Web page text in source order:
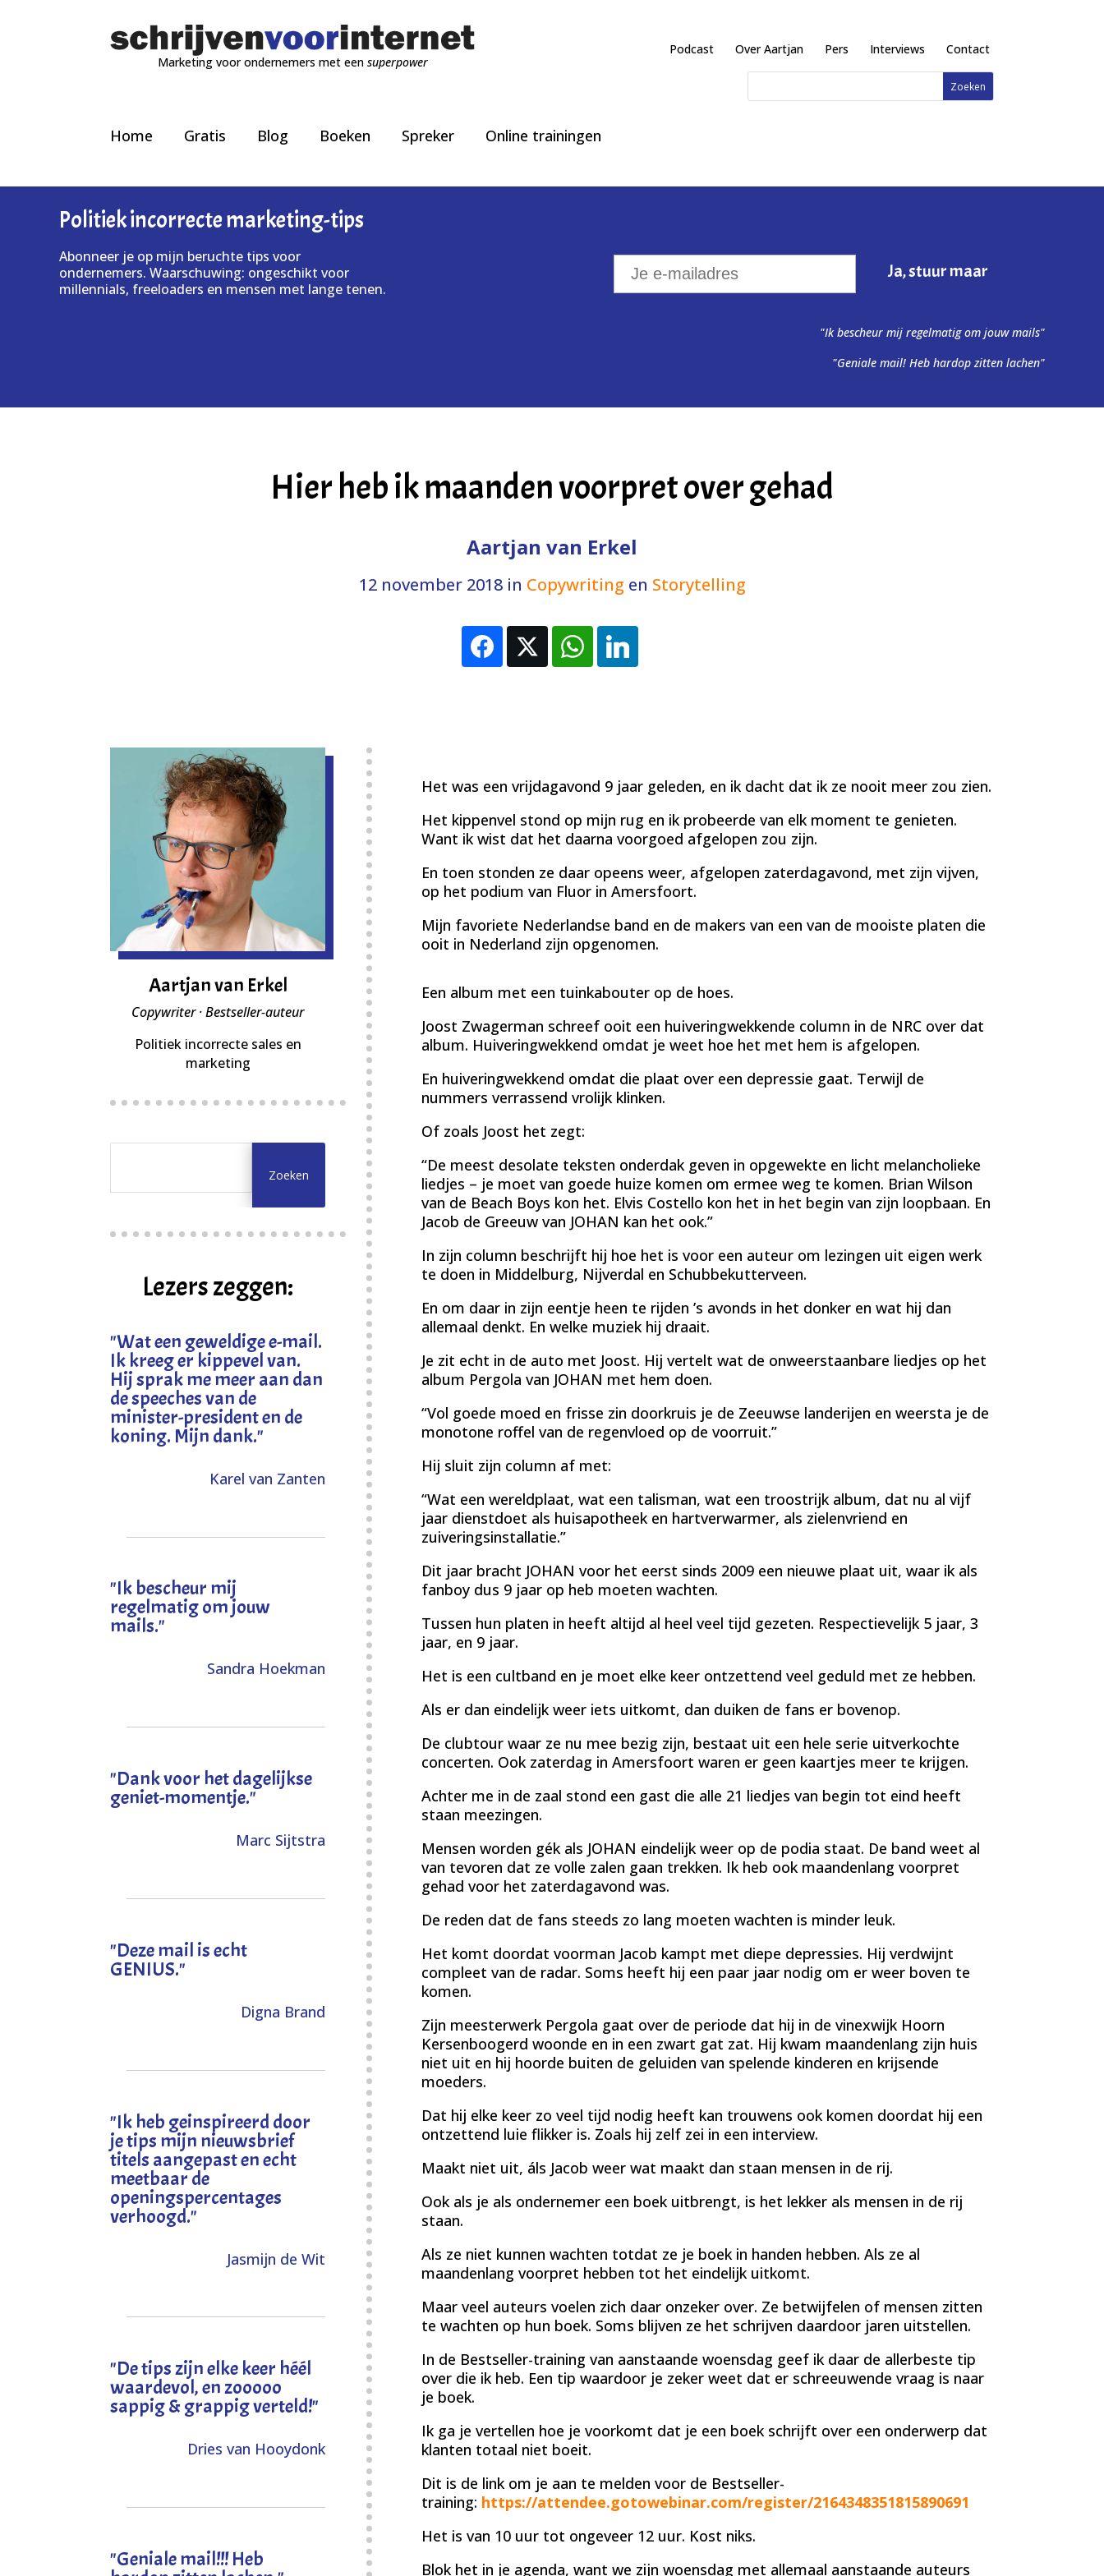
Marketing voor ondernemers met eensuperpower
Podcast Over Aartjan Pers Interviews Contact
Home Gratis Blog Boeken Spreker Online trainingen
Politiek incorrecte marketing-tips
Abonneer je op mijn beruchte tips voor
ondernemers. Waarschuwing: ongeschikt voor
millennials, freeloaders en mensen met lange tenen.
"Ik bescheur mij regelmatig om jouw mails"
"Geniale mail! Heb hardop zitten lachen"
Hier heb ik maanden voorpret over gehad
Aartjan van Erkel
12 november 2018in Copywriting en Storytelling
Aartjan van Erkel
Copywriter · Bestseller-auteur
Politiek incorrecte sales en
marketing
Lezers zeggen:
"Wat een geweldige e-mail.
Ik kreeg er kippevel van.
Hij sprak me meer aan dan
de speeches van de
minister-president en de
koning. Mijn dank."
Karel van Zanten
"Ik bescheur mij
regelmatig om jouw
mails."
Sandra Hoekman
"Dank voor het dagelijkse
geniet-momentje."
Marc Sijtstra
"Deze mail is echt
GENIUS."
Digna Brand
"Ik heb geinspireerd door
je tips mijn nieuwsbrief
titels aangepast en echt
meetbaar de
openingspercentages
verhoogd."
Jasmijn de Wit
"De tips zijn elke keer héél
waardevol, en zooooo
sappig & grappig verteld!"
Dries van Hooydonk
"Geniale mail!!! Heb
Het was een vrijdagavond 9 jaar geleden, en ik dacht dat ik ze nooit meer zou zien.
Het kippenvel stond op mijn rug en ik probeerde van elk moment te genieten.
Want ik wist dat het daarna voorgoed afgelopen zou zijn.
En toen stonden ze daar opeens weer, afgelopen zaterdagavond, met zijn vijven,
op het podium van Fluor in Amersfoort.
Mijn favoriete Nederlandse band en de makers van een van de mooiste platen die
ooit in Nederland zijn opgenomen.
Een album met een tuinkabouter op de hoes.
Joost Zwagerman schreef ooit een huiveringwekkende column in de NRC over dat
album. Huiveringwekkend omdat je weet hoe het met hem is afgelopen.
En huiveringwekkend omdat die plaat over een depressie gaat. Terwijl de
nummers verrassend vrolijk klinken.
Of zoals Joost het zegt:
“De meest desolate teksten onderdak geven in opgewekte en licht melancholieke
liedjes – je moet van goede huize komen om ermee weg te komen. Brian Wilson
van de Beach Boys kon het. Elvis Costello kon het in het begin van zijn loopbaan. En
Jacob de Greeuw van JOHAN kan het ook.”
In zijn column beschrijft hij hoe het is voor een auteur om lezingen uit eigen werk
te doen in Middelburg, Nijverdal en Schubbekutterveen.
En om daar in zijn eentje heen te rijden ’s avonds in het donker en wat hij dan
allemaal denkt. En welke muziek hij draait.
Je zit echt in de auto met Joost. Hij vertelt wat de onweerstaanbare liedjes op het
album Pergola van JOHAN met hem doen.
“Vol goede moed en frisse zin doorkruis je de Zeeuwse landerijen en weersta je de
monotone roffel van de regenvloed op de voorruit.”
Hij sluit zijn column af met:
“Wat een wereldplaat, wat een talisman, wat een troostrijk album, dat nu al vijf
jaar dienstdoet als huisapotheek en hartverwarmer, als zielenvriend en
zuiveringsinstallatie.”
Dit jaar bracht JOHAN voor het eerst sinds 2009 een nieuwe plaat uit, waar ik als
fanboy dus 9 jaar op heb moeten wachten.
Tussen hun platen in heeft altijd al heel veel tijd gezeten. Respectievelijk 5 jaar, 3
jaar, en 9 jaar.
Het is een cultband en je moet elke keer ontzettend veel geduld met ze hebben.
Als er dan eindelijk weer iets uitkomt, dan duiken de fans er bovenop.
De clubtour waar ze nu mee bezig zijn, bestaat uit een hele serie uitverkochte
concerten. Ook zaterdag in Amersfoort waren er geen kaartjes meer te krijgen.
Achter me in de zaal stond een gast die alle 21 liedjes van begin tot eind heeft
staan meezingen.
Mensen worden gék als JOHAN eindelijk weer op de podia staat. De band weet al
van tevoren dat ze volle zalen gaan trekken. Ik heb ook maandenlang voorpret
gehad voor het zaterdagavond was.
De reden dat de fans steeds zo lang moeten wachten is minder leuk.
Het komt doordat voorman Jacob kampt met diepe depressies. Hij verdwijnt
compleet van de radar. Soms heeft hij een paar jaar nodig om er weer boven te
komen.
Zijn meesterwerk Pergola gaat over de periode dat hij in de vinexwijk Hoorn
Kersenboogerd woonde en in een zwart gat zat. Hij kwam maandenlang zijn huis
niet uit en hij hoorde buiten de geluiden van spelende kinderen en krijsende
moeders.
Dat hij elke keer zo veel tijd nodig heeft kan trouwens ook komen doordat hij een
ontzettend luie flikker is. Zoals hij zelf zei in een interview.
Maakt niet uit, áls Jacob weer wat maakt dan staan mensen in de rij.
Ook als je als ondernemer een boek uitbrengt, is het lekker als mensen in de rij
staan.
Als ze niet kunnen wachten totdat ze je boek in handen hebben. Als ze al
maandenlang voorpret hebben tot het eindelijk uitkomt.
Maar veel auteurs voelen zich daar onzeker over. Ze betwijfelen of mensen zitten
te wachten op hun boek. Soms blijven ze het schrijven daardoor jaren uitstellen.
In de Bestseller-training van aanstaande woensdag geef ik daar de allerbeste tip
over die ik heb. Een tip waardoor je zeker weet dat er schreeuwende vraag is naar
je boek.
Ik ga je vertellen hoe je voorkomt dat je een boek schrijft over een onderwerp dat
klanten totaal niet boeit.
Dit is de link om je aan te melden voor de Bestseller-
training: https://attendee.gotowebinar.com/register/2164348351815890691
Het is van 10 uur tot ongeveer 12 uur. Kost niks.
Blok het in je agenda, want we zijn woensdag met allemaal aanstaande auteurs